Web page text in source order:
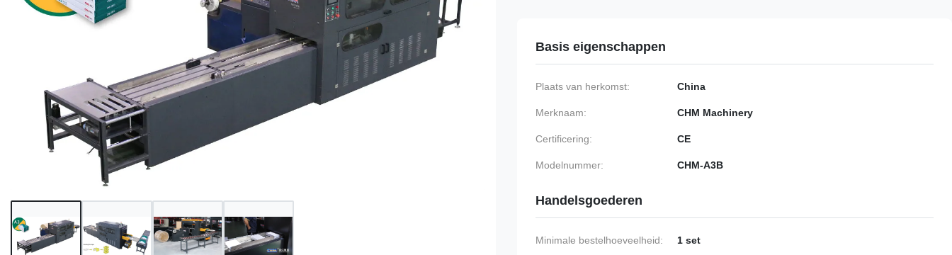
Basis eigenschappen
Plaats van herkomst: China
Merknaam: CHM Machinery
Certificering: CE
Modelnummer: CHM-A3B
Handelsgoederen
Minimale bestelhoeveelheid: 1 set